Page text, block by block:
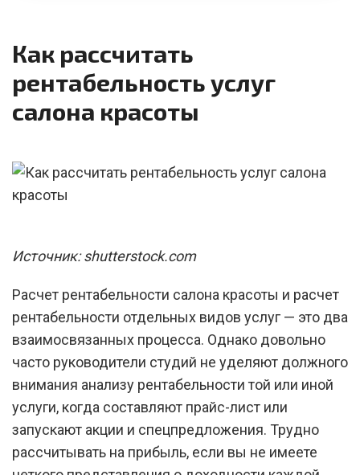
Как рассчитать
рентабельность услуг
салона красоты
Источник: shutterstock.com
Расчет рентабельности салона красоты и расчет
рентабельности отдельных видов услуг — это два
взаимосвязанных процесса. Однако довольно
часто руководители студий не уделяют должного
внимания анализу рентабельности той или иной
услуги, когда составляют прайс-лист или
запускают акции и спецпредложения. Трудно
рассчитывать на прибыль, если вы не имеете